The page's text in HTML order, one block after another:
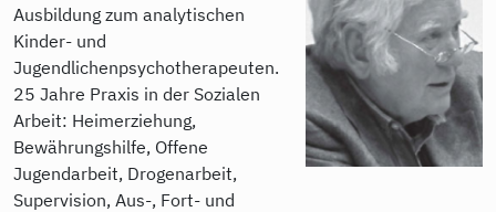
Ausbildung zum analytischen
Kinder- und
Jugendlichenpsychotherapeuten.
25 Jahre Praxis in der Sozialen
Arbeit: Heimerziehung,
Bewährungshilfe, Offene
Jugendarbeit, Drogenarbeit,
Supervision, Aus-, Fort- und